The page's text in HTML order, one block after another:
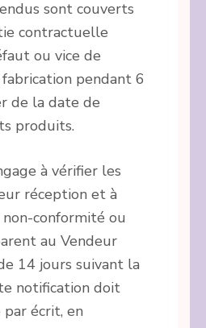
sont couverts
contractuelle
ou vice de
pendant 6
de la date de
produits.
à vérifier les
réception et à
conformité ou
au Vendeur
14 jours suivant la
notification doit
écrit, en